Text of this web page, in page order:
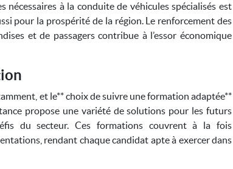
nécessaires à la conduite de véhicules spécialisés est
pour la prospérité de la région. Le renforcement des
et de passagers contribue à l’essor économique
et le** choix de suivre une formation adaptée**
propose une variété de solutions pour les futurs
du secteur. Ces formations couvrent à la fois
rendant chaque candidat apte à exercer dans